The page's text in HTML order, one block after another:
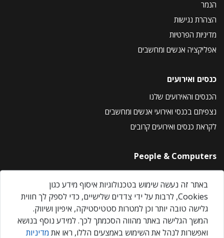
הנמר
הצהרת נגישות
מדיניות הפרטיות
אפליקציה אנשים ומחשבים
כנסים ואירועים
הכנסים והאירועים שלנו
נצפיתם בכנסי ואירועי אנשים ומחשבים
לקראת כנסים ואירועים קרובים
People & Computers
About Us
Privacy Policy
Contact Us
Our Events
באתר זה נעשה שימוש בטכנולוגיות איסוף מידע כגון
Cookies, לרבות על ידי צדדים שלישיים, כדי לספק לך חווית
גלישה טובה יותר וכן למטרות סטטיסטיקה, איפיון ושיווק.
המשך הגלישה באתר מהווה הסכמתך לכך. למידע נוסף בנושא
ואפשרות לנהל את השימוש באמצעים הללו, ראו את מדיניות